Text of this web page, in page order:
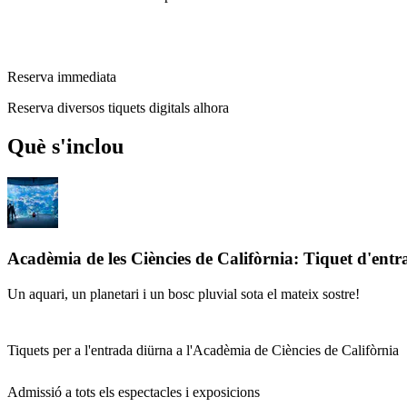
Reserva immediata
Reserva diversos tiquets digitals alhora
Què s'inclou
Acadèmia de les Ciències de Califòrnia: Tiquet
Un aquari, un planetari i un bosc pluvial sota el mateix sostre!
Tiquets per a l'entrada diürna a l'Acadèmia de Ciències de Califòrnia
Admissió a tots els espectacles i exposicions